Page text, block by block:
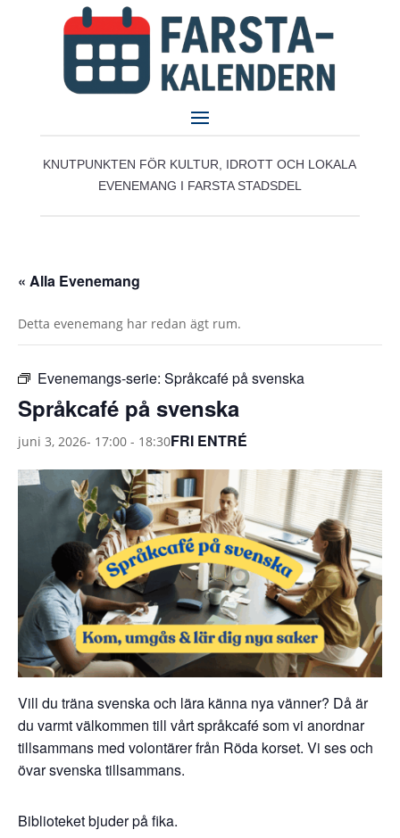
KNUTPUNKTEN FÖR KULTUR, IDROTT OCH LOKALA
EVENEMANG I FARSTA STADSDEL
« Alla Evenemang
Detta evenemang har redan ägt rum.
Evenemangs-serie: Språkcafé på svenska
Språkcafé på svenska
juni 3, 2026- 17:00 - 18:30FRI ENTRÉ
Vill du träna svenska och lära känna nya vänner? Då är
du varmt välkommen till vårt språkcafé som vi anordnar
tillsammans med volontärer från Röda korset. Vi ses och
övar svenska tillsammans.
Biblioteket bjuder på fika.